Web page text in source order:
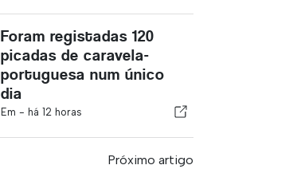
Foram registadas 120
picadas de caravela-
portuguesa num único
dia
Em - há 12 horas
Próximo artigo